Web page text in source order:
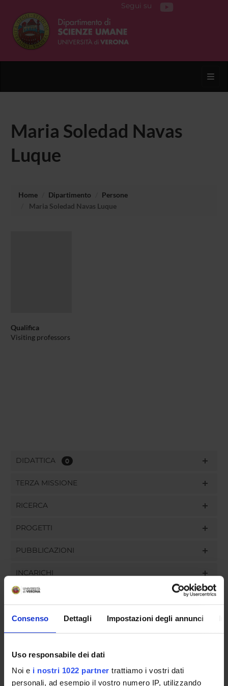
Consenso Dettagli Impostazioni degli annunci
Uso responsabile dei dati
Noi e i nostri 1022 partner trattiamo i vostri dati
personali, ad esempio il vostro numero IP, utilizzando
Segui su
Maria Soledad Navas
Luque
Home Dipartimento
Persone
Maria Soledad Navas Luque
Qualifica
Visiting professors
DIDATTICA 0
TERZA MISSIONE
RICERCA
PROGETTI
PUBBLICAZIONI
INCARICHI
GOVERNANCE
COMMISSIONI